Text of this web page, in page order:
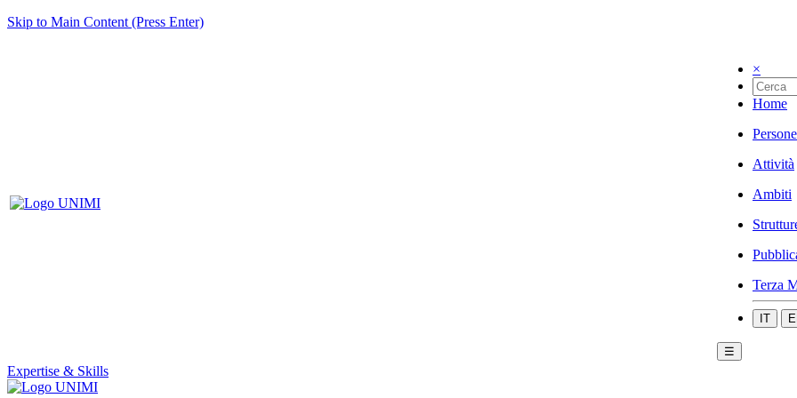
Skip to Main Content (Press Enter)
×
Home
Persone
Attività
Ambiti
Terza
IT
☰
Expertise & Skills